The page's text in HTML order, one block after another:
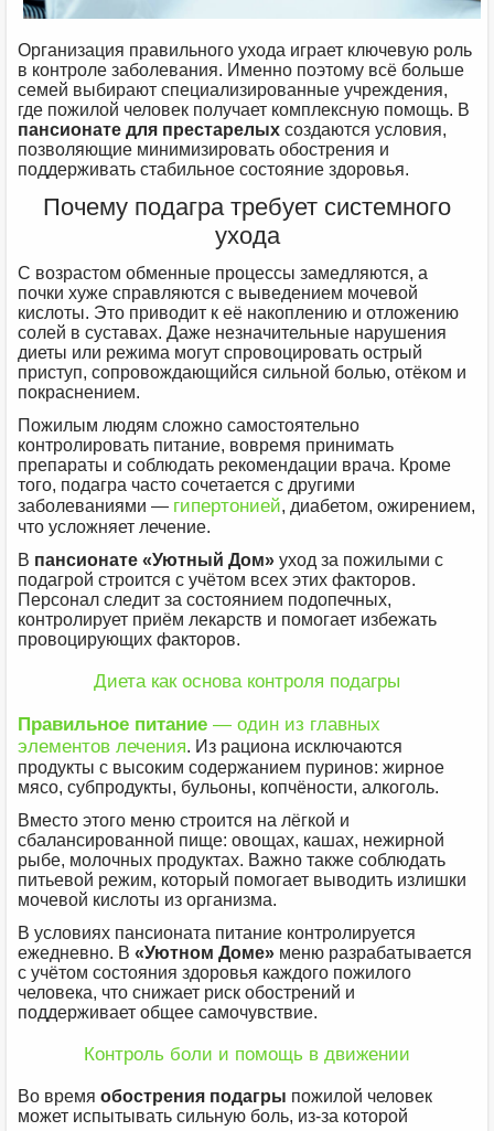
Организация правильного ухода играет ключевую роль
в контроле заболевания. Именно поэтому всё больше
семей выбирают специализированные учреждения,
где пожилой человек получает комплексную помощь. В
пансионате для престарелых создаются условия,
позволяющие минимизировать обострения и
поддерживать стабильное состояние здоровья.
Почему подагра требует системного
ухода
С возрастом обменные процессы замедляются, а
почки хуже справляются с выведением мочевой
кислоты. Это приводит к её накоплению и отложению
солей в суставах. Даже незначительные нарушения
диеты или режима могут спровоцировать острый
приступ, сопровождающийся сильной болью, отёком и
покраснением.
Пожилым людям сложно самостоятельно
контролировать питание, вовремя принимать
препараты и соблюдать рекомендации врача. Кроме
того, подагра часто сочетается с другими
заболеваниями — гипертонией, диабетом, ожирением,
что усложняет лечение.
В пансионате «Уютный Дом» уход за пожилыми с
подагрой строится с учётом всех этих факторов.
Персонал следит за состоянием подопечных,
контролирует приём лекарств и помогает избежать
провоцирующих факторов.
Диета как основа контроля подагры
Правильное питание — один из главных
элементов лечения. Из рациона исключаются
продукты с высоким содержанием пуринов: жирное
мясо, субпродукты, бульоны, копчёности, алкоголь.
Вместо этого меню строится на лёгкой и
сбалансированной пище: овощах, кашах, нежирной
рыбе, молочных продуктах. Важно также соблюдать
питьевой режим, который помогает выводить излишки
мочевой кислоты из организма.
В условиях пансионата питание контролируется
ежедневно. В«Уютном Доме» меню разрабатывается
с учётом состояния здоровья каждого пожилого
человека, что снижает риск обострений и
поддерживает общее самочувствие.
Контроль боли и помощь в движении
Во времяобострения подагры пожилой человек
может испытывать сильную боль, из-за которой